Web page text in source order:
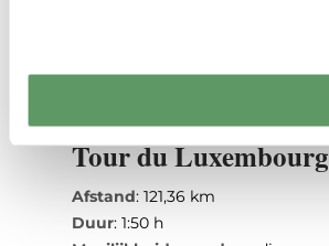
Mullerthal Tour -
Tour du Luxembourg
Afstand: 121,36 km
Duur: 1:50 h